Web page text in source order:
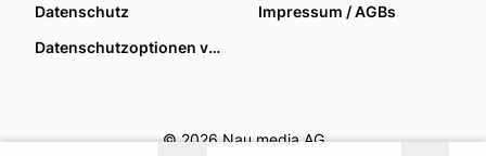
Datenschutz
Impressum / AGBs
Datenschutzoptionen verwalten
© 2026 Nau media AG